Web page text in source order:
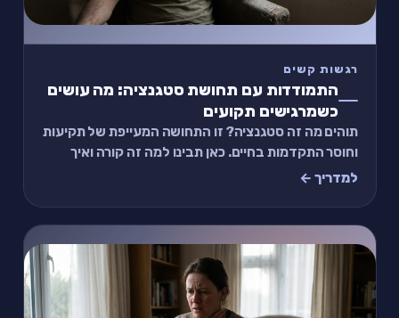
רגשות קשים
התמודדות עם תחושת סטגנציה: מה עושים
כשמרגישים תקועים
תוהים מה זה סטגנציה? זו התחושה המעייפת של תקיעות
וחוסר התקדמות בחיים. כאן תבינו למה זה קורה ואיך
להשתחרר ולנוע קדימה ב-4 צעדים מעשיים. מוזמנ
למדריך ←